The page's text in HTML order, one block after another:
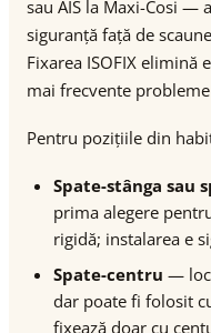
sau AIS la Maxi-Cosi —
siguranță față de
Fixarea ISOFIX elimină
mai frecvente
Pentru pozițiile din
Spate-stânga sau
prima alegere
rigidă; instalarea e
Spate-centru —
dar poate fi folosit
fixează doar cu